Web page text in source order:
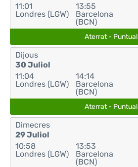
11:01
Londres (LGW)
13:55
Barcelona
(BCN)
Aterrat - Puntual
Dijous
30 Juliol
11:04
Londres (LGW)
14:14
Barcelona
(BCN)
Aterrat - Puntual
Dimecres
29 Juliol
10:58
Londres (LGW)
13:53
Barcelona
(BCN)